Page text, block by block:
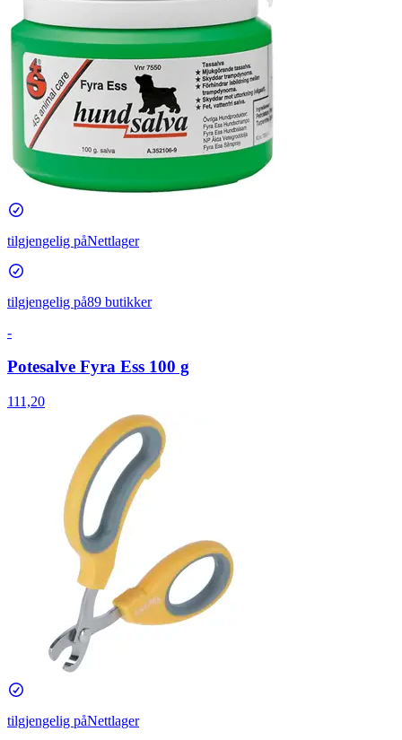
tilgjengelig påNettlager
tilgjengelig på89 butikker
-
Potesalve Fyra Ess 100 g
111,20
tilgjengelig påNettlager